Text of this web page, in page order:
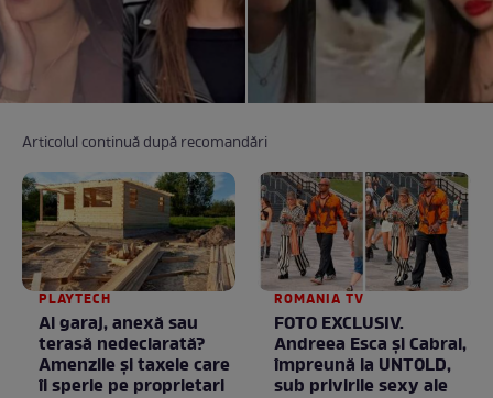
Articolul continuă după recomandări
PLAYTECH
Ai garaj, anexă sau
terasă nedeclarată?
Amenzile și taxele care
îi sperie pe proprietari
ROMANIA TV
FOTO EXCLUSIV.
Andreea Esca şi Cabral,
împreună la UNTOLD,
sub privirile sexy ale